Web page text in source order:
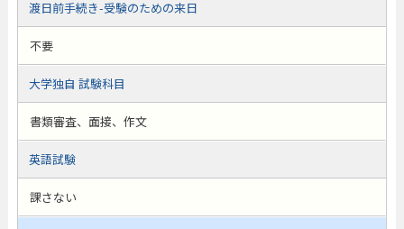
渡日前手続き-受験のための来日
不要
大学独自 試験科目
書類審査、面接、作文
英語試験
課さない